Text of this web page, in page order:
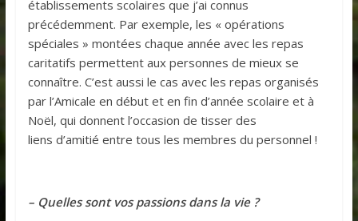
établissements scolaires que j’ai connus
précédemment. Par exemple, les « opérations
spéciales » montées chaque année avec les repas
caritatifs permettent aux personnes de mieux se
connaître. C’est aussi le cas avec les repas organisés
par l’Amicale en début et en fin d’année scolaire et à
Noël, qui donnent l’occasion de tisser des
liens d’amitié entre tous les membres du personnel !
– Quelles sont vos passions dans la vie ?